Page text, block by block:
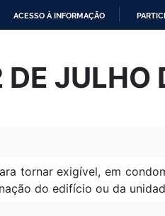
ACESSO À INFORMAÇÃO
DE JULHO
tornar exigível, em
do edifício ou da